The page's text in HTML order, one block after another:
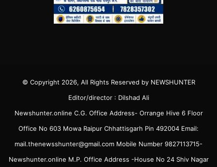
© Copyright 2026, All Rights Reserved by NEWSHUNTER
Editor/director : Dilshad Ali
Newshunter.online C.G. Office Address- Orrange Hive 6 Floor
Office No 603 Mowa Raipur Chhattisgarh Pin 492004 Email:
mail.thenewsshunter@gmail.com Mobile Number 9827113715-
Newshunter.online M.P. Office Address -House No 24 Shiv Nagar